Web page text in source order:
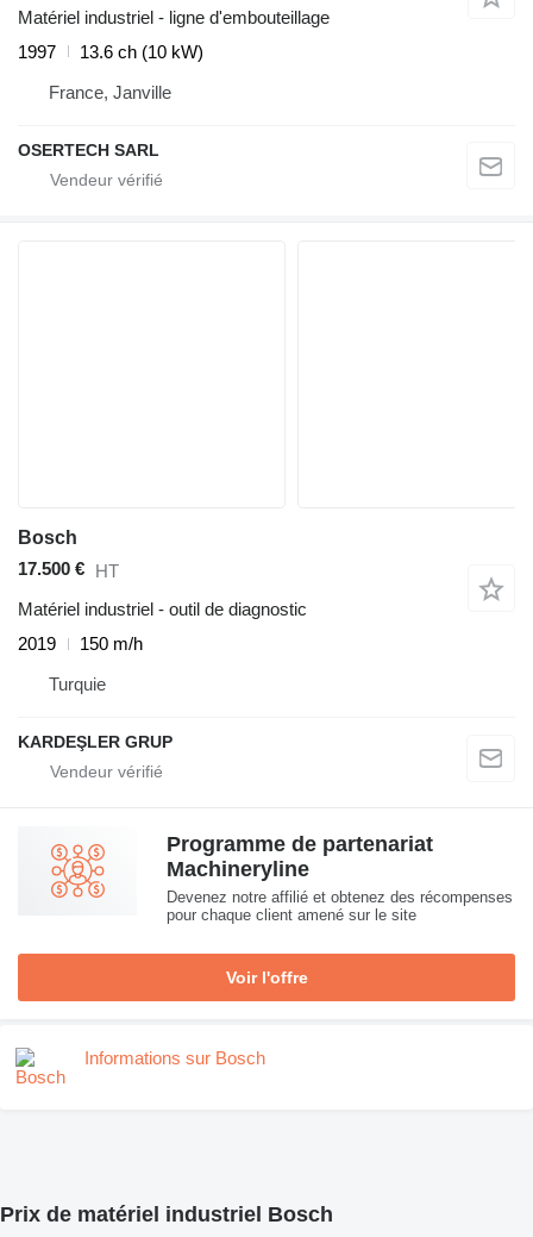
Matériel industriel - ligne d'embouteillage
1997
13.6 ch (10 kW)
France, Janville
OSERTECH SARL
Bosch
17.500 € HT
Matériel industriel - outil de diagnostic
2019
150 m/h
Turquie
KARDEŞLER GRUP
Programme de partenariat
Machineryline
Devenez notre affilié et obtenez des récompenses
pour chaque client amené sur le site
Voir l'offre
Informations sur Bosch
Prix de matériel industriel Bosch